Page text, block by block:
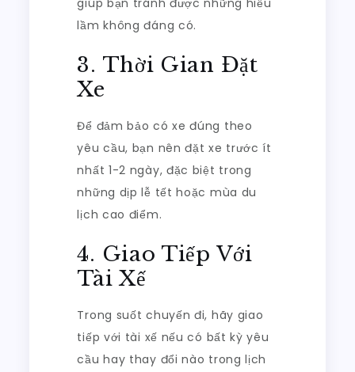
lầm không đáng có.
3. Thời Gian Đặt
Xe
Để đảm bảo có xe đúng theo
yêu cầu, bạn nên đặt xe trước ít
nhất 1-2 ngày, đặc biệt trong
những dịp lễ tết hoặc mùa du
lịch cao điểm.
4. Giao Tiếp Với
Tài Xế
Trong suốt chuyến đi, hãy giao
tiếp với tài xế nếu có bất kỳ yêu
cầu hay thay đổi nào trong lịch